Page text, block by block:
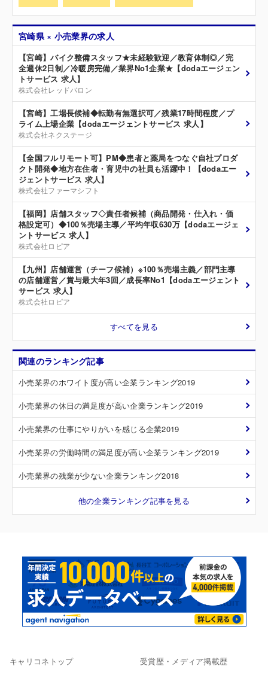
宮崎県 × 小売業界の求人
【宮崎】バイク整備スタッフ★未経験歓迎／教育体制◎／完
全週休2日制／冷暖房完備／業界No1企業★【dodaエージェン
トサービス 求人】
株式会社レッドバロン
【宮崎】工場長候補◆転勤有無選択可／残業17時間程度／プ
ライム上場企業【dodaエージェントサービス 求人】
株式会社ネクステージ
【全国フルリモート可】PM◆患者と薬局をつなぐ自社プロダ
クト開発◆地方在住者・育児中の社員も活躍中！【dodaエー
ジェントサービス 求人】
株式会社ファーマシフト
【福岡】店舗スタッフ◇責任者候補（商品開発・仕入れ・価
格設定可）◆100％売場主導／平均年収630万【dodaエージェ
ントサービス 求人】
株式会社ロピア
【九州】店舗運営（チーフ候補）※100％売場主義／部門主導
の店舗運営／賞与最大年3回／成長率No1【dodaエージェント
サービス 求人】
株式会社ロピア
すべてを見る
関連のランキング記事
小売業界のホワイト度が高い企業ランキング2019
小売業界の休日の満足度が高い企業ランキング2019
小売業界の仕事にやりがいを感じる企業2019
小売業界の労働時間の満足度が高い企業ランキング2019
小売業界の残業が少ない企業ランキング2018
他の企業ランキング記事を見る
キャリコネトップ 受賞歴・メディア掲載歴